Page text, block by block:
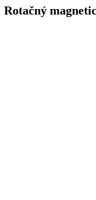
Rotačný